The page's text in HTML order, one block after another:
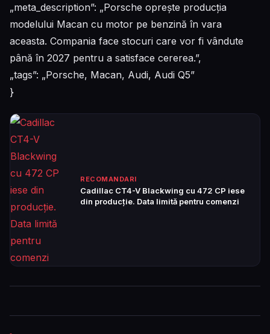
„meta_description”: „Porsche oprește producția
modelului Macan cu motor pe benzină în vara
aceasta. Compania face stocuri care vor fi vândute
până în 2027 pentru a satisface cererea.”,
„tags”: „Porsche, Macan, Audi, Audi Q5”
}
RECOMANDARI
Cadillac CT4-V Blackwing cu 472 CP iese
din producție. Data limită pentru comenzi